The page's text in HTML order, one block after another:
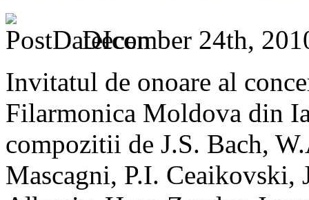
December 24th,
Invitatul de onoare al
Filarmonica Moldova din
compozitii de J.S. Bach,
Mascagni, P.I. Ceaikovski,